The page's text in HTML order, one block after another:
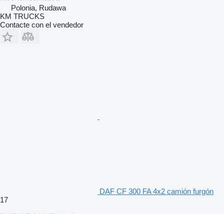
Polonia, Rudawa
KM TRUCKS
Contacte con el vendedor
DAF CF 300 FA 4x2 camión furgón
17